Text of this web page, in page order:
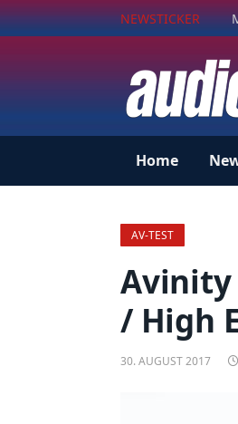
NEWSTICKER
Home
AV-TEST
Avinity
/ High
30. AUGUST 2017